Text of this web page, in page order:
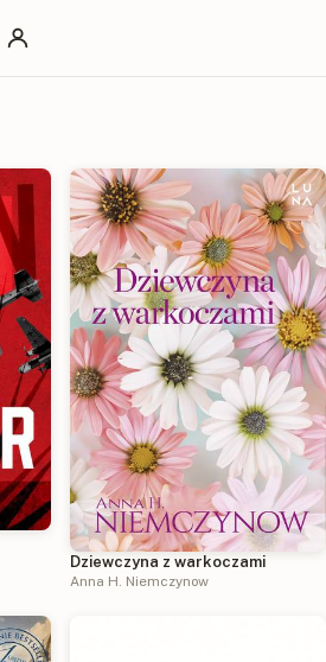
Dziewczyna z warkoczami
Anna H. Niemczynow